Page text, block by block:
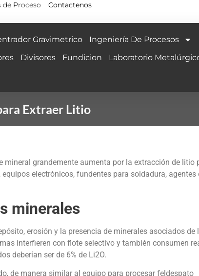
de Proceso Contactenos
Gravimetrico
Ingeniería De Procesos
Divisores Fundicion Laboratorio
Extraer Litio
mineral grandemente aumenta por la extracción de litio
electrónicos, fundentes para soldadura, agentes
minerales
erosión y la presencia de minerales asociados de
interfieren con flote selectivo y también consumen
deberían ser de 6% de Li2O.
de manera similar al equipo para procesar feldespato